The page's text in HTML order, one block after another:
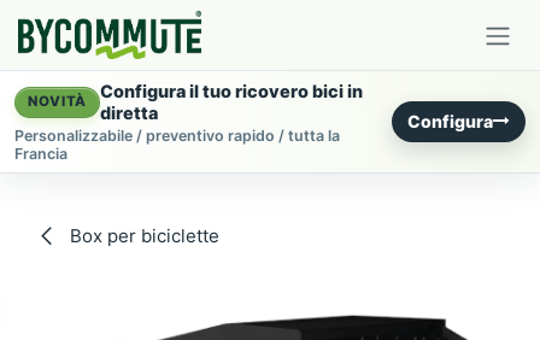
NOVITÀ
Configura il tuo ricovero bici in
diretta
Personalizzabile / preventivo rapido / tutta la
Francia
Configura
Box per biciclette